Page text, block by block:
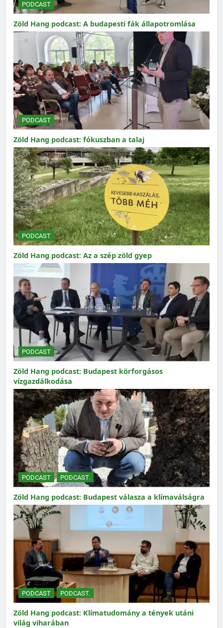
PODCAST
Zöld Hang podcast: A budapesti fák állapotromlása
PODCAST
Zöld Hang podcast: fókuszban a talaj
PODCAST
Zöld Hang podcast: Az a szép zöld gyep
PODCAST
Zöld Hang podcast: Budapest körforgásos
vízgazdálkodása
PODCAST PODCAST.
Zöld Hang podcast: Budapest válasza a klímaválságra
PODCAST PODCAST.
Zöld Hang podcast: Klímatudomány a tények utáni
világ viharában